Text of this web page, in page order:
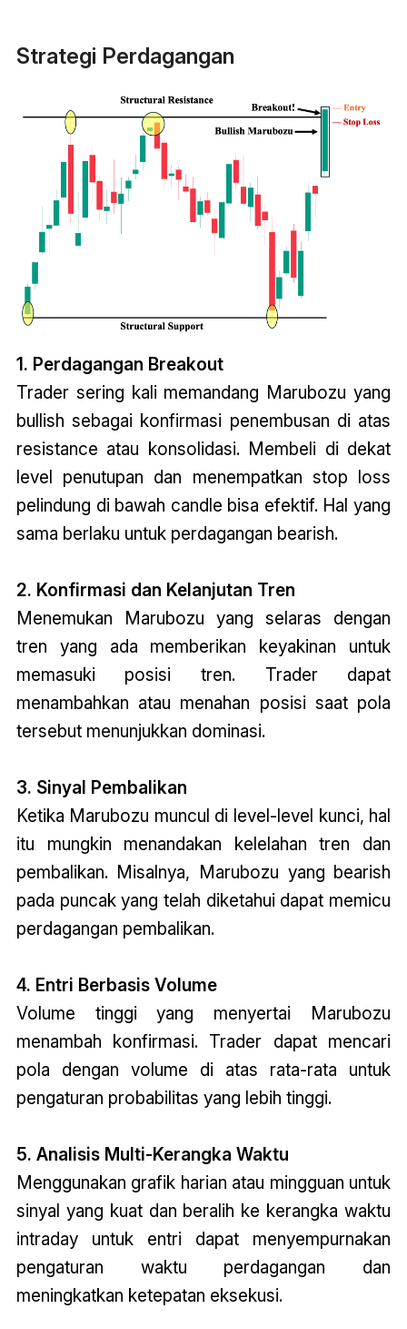
Strategi Perdagangan
1. Perdagangan Breakout
Trader sering kali memandang Marubozu yang
bullish sebagai konfirmasi penembusan di atas
resistance atau konsolidasi. Membeli di dekat
level penutupan dan menempatkan stop loss
pelindung di bawah candle bisa efektif. Hal yang
sama berlaku untuk perdagangan bearish.
2. Konfirmasi dan Kelanjutan Tren
Menemukan Marubozu yang selaras dengan
tren yang ada memberikan keyakinan untuk
memasuki posisi tren. Trader dapat
menambahkan atau menahan posisi saat pola
tersebut menunjukkan dominasi.
3. Sinyal Pembalikan
Ketika Marubozu muncul di level-level kunci, hal
itu mungkin menandakan kelelahan tren dan
pembalikan. Misalnya, Marubozu yang bearish
pada puncak yang telah diketahui dapat memicu
perdagangan pembalikan.
4. Entri Berbasis Volume
Volume tinggi yang menyertai Marubozu
menambah konfirmasi. Trader dapat mencari
pola dengan volume di atas rata-rata untuk
pengaturan probabilitas yang lebih tinggi.
5. Analisis Multi-Kerangka Waktu
Menggunakan grafik harian atau mingguan untuk
sinyal yang kuat dan beralih ke kerangka waktu
intraday untuk entri dapat menyempurnakan
pengaturan waktu perdagangan dan
meningkatkan ketepatan eksekusi.